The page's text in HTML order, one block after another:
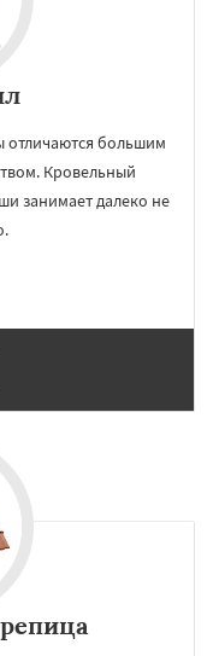
большим
Кровельный
занимает далеко не